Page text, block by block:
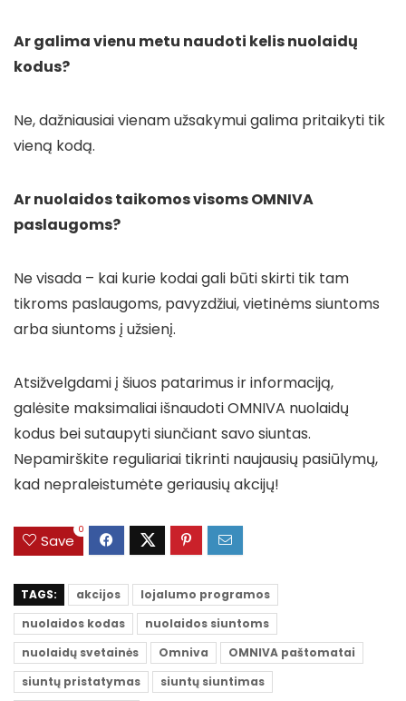
Ar galima vienu metu naudoti kelis nuolaidų
kodus?
Ne, dažniausiai vienam užsakymui galima pritaikyti tik
vieną kodą.
Ar nuolaidos taikomos visoms OMNIVA
paslaugoms?
Ne visada – kai kurie kodai gali būti skirti tik tam
tikroms paslaugoms, pavyzdžiui, vietinėms siuntoms
arba siuntoms į užsienį.
Atsižvelgdami į šiuos patarimus ir informaciją,
galėsite maksimaliai išnaudoti OMNIVA nuolaidų
kodus bei sutaupyti siunčiant savo siuntas.
Nepamirškite reguliariai tikrinti naujausių pasiūlymų,
kad nepraleistumėte geriausių akcijų!
Save
0
TAGS: akcijos
lojalumo programos
nuolaidos kodas
nuolaidos siuntoms
nuolaidų svetainės
Omniva
OMNIVA paštomatai
siuntų pristatymas
siuntų siuntimas